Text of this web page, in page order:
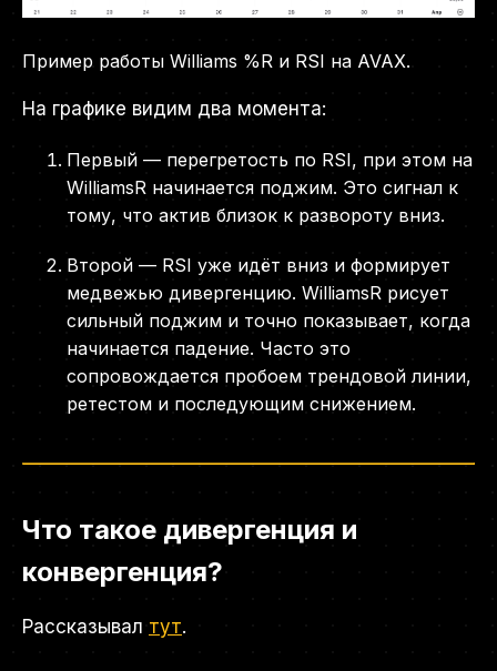
Пример работы Williams %R и RSI на AVAX.
На графике видим два момента:
Первый — перегретость по RSI, при этом на
WilliamsR начинается поджим. Это сигнал к
тому, что актив близок к развороту вниз.
Второй — RSI уже идёт вниз и формирует
медвежью дивергенцию. WilliamsR рисует
сильный поджим и точно показывает, когда
начинается падение. Часто это
сопровождается пробоем трендовой линии,
ретестом и последующим снижением.
Что такое дивергенция и
конвергенция?
Рассказывал тут.